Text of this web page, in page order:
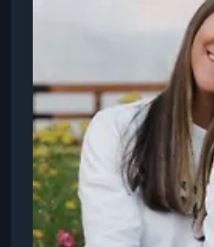
которые можно
специального
разработаны опытными